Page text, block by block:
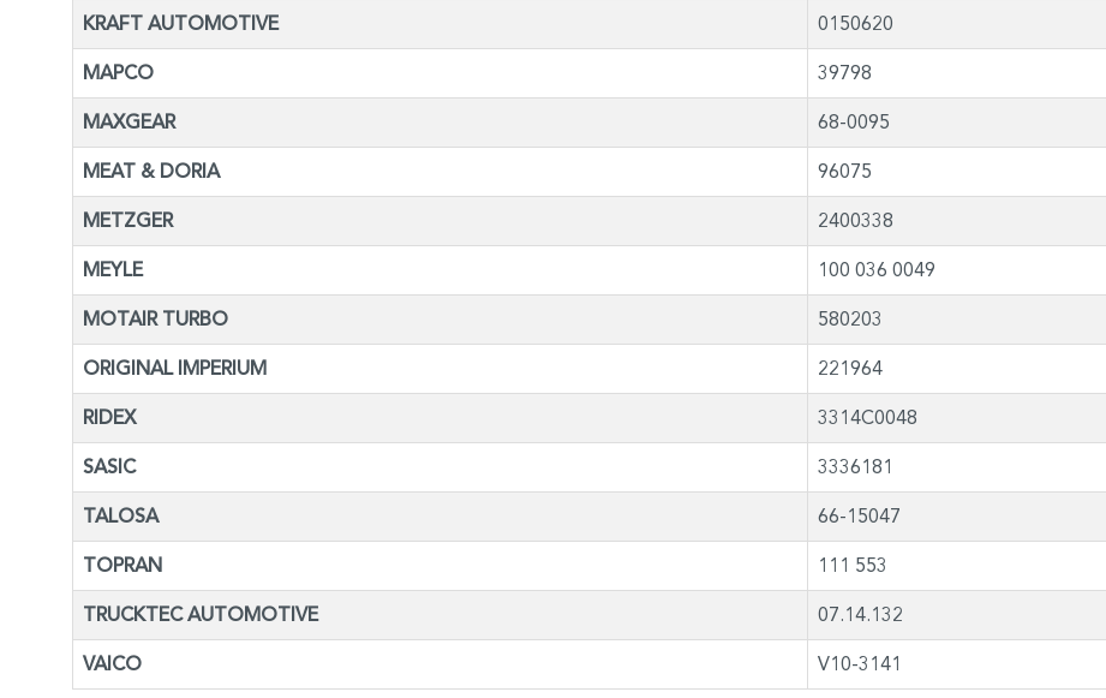
KRAFT AUTOMOTIVE 0150620
MAPCO 39798
MAXGEAR 68-0095
MEAT & DORIA 96075
METZGER 2400338
MEYLE 100 036 0049
MOTAIR TURBO 580203
ORIGINAL IMPERIUM 221964
RIDEX 3314C0048
SASIC 3336181
TALOSA 66-15047
TOPRAN 111 553
TRUCKTEC AUTOMOTIVE 07.14.132
VAICO V10-3141